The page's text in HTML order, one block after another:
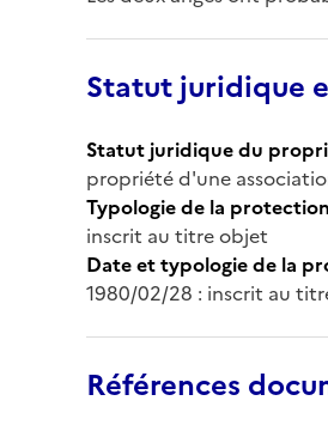
Statut juridique
Statut juridique du
propriété d'une
Typologie de la protection
inscrit au titre objet
Date et typologie de la
1980/02/28 : inscrit au
Références